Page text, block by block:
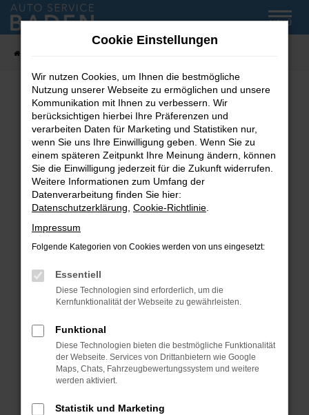
Zum
Hauptinhalt
MENÜ
Fehler: Network Error
Beim Laden ist ein Fehler aufgetreten.
Hier sind ein paar Tipps, die dir helfen können:
Überprüfe deine Firewall und deine
Internetverbindung.
Laden andere Webseiten, zum Beispiel deine
Suchmaschine?
Prüfe deine Browsererweiterungen.
können das Laden bestimmter Seiten
verhindern. Funktioniert die Seite in einem
Fenster?
Starte dein Gerät neu.
Das kann manchmal helfen, vorübergehende
Probleme zu beheben.
Betriebssystem auf dem neuesten Stand
Cookie Einstellungen
Wir nutzen Cookies, um Ihnen die bestmögliche
Nutzung unserer Webseite zu ermöglichen und unsere
Kommunikation mit Ihnen zu verbessern. Wir
berücksichtigen hierbei Ihre Präferenzen und
verarbeiten Daten für Marketing und Statistiken nur,
wenn Sie uns Ihre Einwilligung geben. Wenn Sie zu
einem späteren Zeitpunkt Ihre Meinung ändern, können
Sie die Einwilligung jederzeit für die Zukunft widerrufen.
Weitere Informationen zum Umfang der
Datenverarbeitung finden Sie hier:
Datenschutzerklärung Cookie-Richtlinie
Impressum
Folgende Kategorien von Cookies werden von uns eingesetzt:
Essentiell
Diese Technologien sind erforderlich, um die
Kernfunktionalität der Webseite zu gewährleisten.
Funktional
Diese Technologien bieten die bestmögliche Funktionalität
der Webseite. Services von Drittanbietern wie Google
Maps, Chats, Fahrzeugbewertungssystem und weitere
werden aktiviert.
Statistik und Marketing